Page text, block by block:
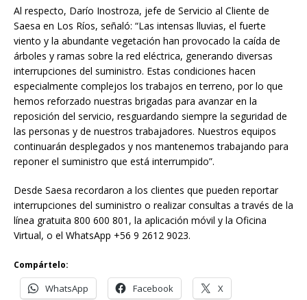
Al respecto, Darío Inostroza, jefe de Servicio al Cliente de
Saesa en Los Ríos, señaló: “Las intensas lluvias, el fuerte
viento y la abundante vegetación han provocado la caída de
árboles y ramas sobre la red eléctrica, generando diversas
interrupciones del suministro. Estas condiciones hacen
especialmente complejos los trabajos en terreno, por lo que
hemos reforzado nuestras brigadas para avanzar en la
reposición del servicio, resguardando siempre la seguridad de
las personas y de nuestros trabajadores. Nuestros equipos
continuarán desplegados y nos mantenemos trabajando para
reponer el suministro que está interrumpido”.
Desde Saesa recordaron a los clientes que pueden reportar
interrupciones del suministro o realizar consultas a través de la
línea gratuita 800 600 801, la aplicación móvil y la Oficina
Virtual, o el WhatsApp +56 9 2612 9023.
Compártelo:
WhatsApp Facebook X